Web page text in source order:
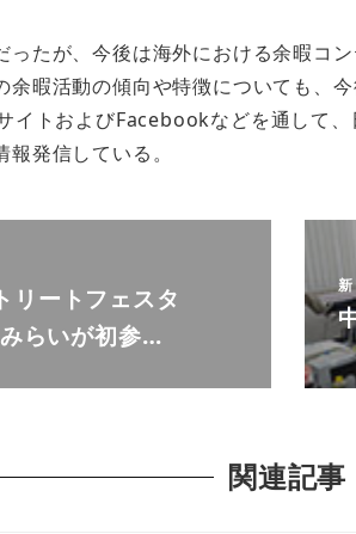
ったが、今後は海外における余暇コ
余暇活動の傾向や特徴についても、
イトおよびFacebookなどを通して
発信している。
ートフェスタ
らいが初参…
関連記事